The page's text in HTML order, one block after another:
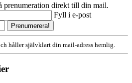
prenumeration direkt till din mail.
Fyll i e-post
håller självklart din mail-adress hemlig.